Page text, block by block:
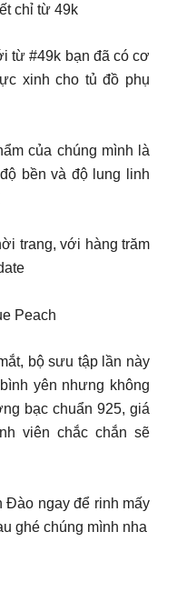
chỉ từ 49k
từ #49k bạn đã có cơ
xinh cho tủ đồ phụ
của chúng mình là
bền và độ lung linh
trang, với hàng trăm
Peach
bộ sưu tập lần này
yên nhưng không
bạc chuẩn 925, giá
viên chắc chắn sẽ
Đào ngay để rinh mấy
ghé chúng mình nha